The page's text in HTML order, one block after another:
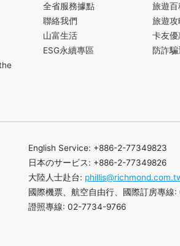
全省服務據點
聯絡我們
山富生活
ESG永續專區
旅遊百
旅遊攻
卡友優
防詐騙
English Service: +886-2-77349823
日本のサービス: +886-2-77349826
大陸人士赴台:
國際機票、航空自由行、國際訂房專
證照專線: 02-7734-9766